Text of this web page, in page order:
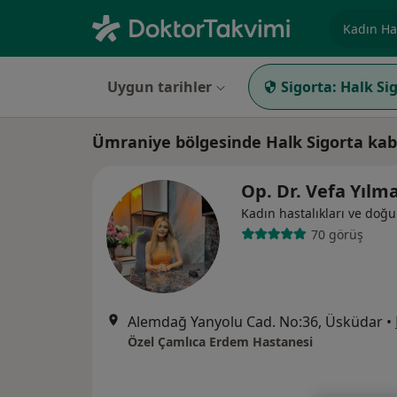
Uygun tarihler Sigorta: Halk
Ümraniye bölgesinde Halk Sigorta
Op. Dr. Vefa
Kadın hastalıkları ve
70 görüş
Alemdağ Yanyolu Cad. No:36, Üsküdar •
Özel Çamlıca Erdem Hastanesi